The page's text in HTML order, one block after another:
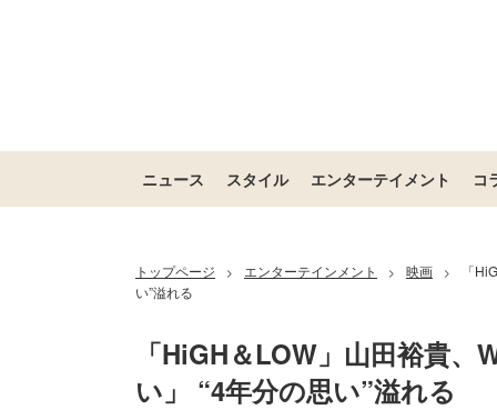
ニュース スタイル エンターテイメント コ
トップページ > エンターテインメント > 映画 >
「
い”溢れる
「HiGH＆LOW」山田裕貴
い」 “4年分の思い”溢れる